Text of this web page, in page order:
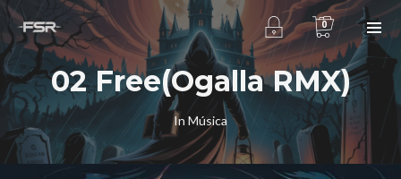
0
02 Free(Ogalla RMX)
In Música